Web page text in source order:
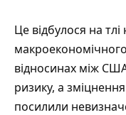
Це відбулося на
відносинах між
ризику, а
посилили